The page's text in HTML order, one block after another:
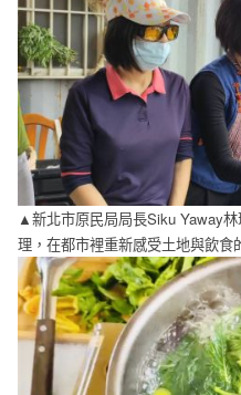
▲新北市原民局局長Siku Yaway
理，在都市裡重新感受土地與飲